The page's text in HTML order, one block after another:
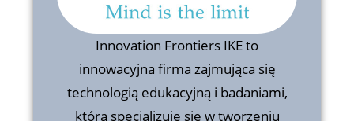
Innovation Frontiers IKE to
innowacyjna firma zajmująca się
technologią edukacyjną i badaniami,
która specjalizuje się w tworzeniu
Innovation Frontiers IKE to
innowacyjna firma zajmująca się
technologią edukacyjną i badaniami,
która specjalizuje się w tworzeniu
edukacyjnych, angażujących i
rozrywkowych doświadczeń